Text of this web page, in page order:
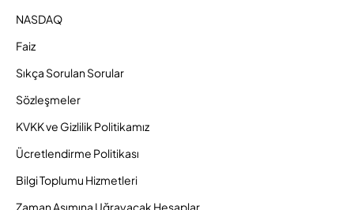
NASDAQ
Faiz
Sıkça Sorulan Sorular
Sözleşmeler
KVKK ve Gizlilik Politikamız
Ücretlendirme Politikası
Bilgi Toplumu Hizmetleri
Zaman Aşımına Uğrayacak Hesaplar